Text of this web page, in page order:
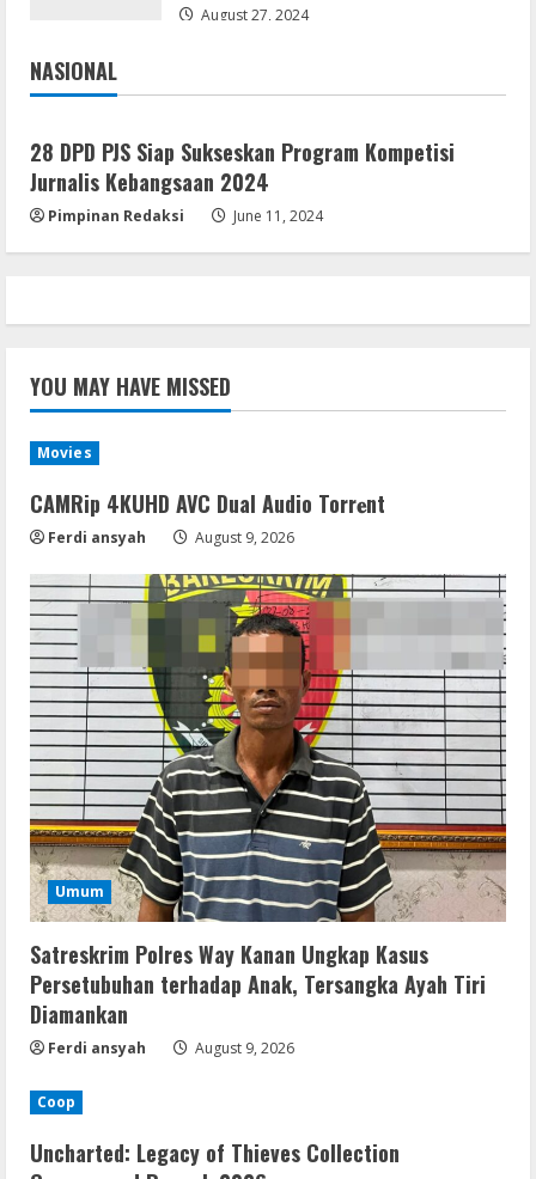
August 27, 2024
NASIONAL
Jakarta
28 DPD PJS Siap Sukseskan Program Kompetisi
Jurnalis Kebangsaan 2024
Pimpinan Redaksi June 11, 2024
YOU MAY HAVE MISSED
Movies
CAMRip 4KUHD AVC Dual Audio Torr𝐞nt
Ferdi ansyah August 9, 2026
Umum
Satreskrim Polres Way Kanan Ungkap Kasus
Persetubuhan terhadap Anak, Tersangka Ayah Tiri
Diamankan
Ferdi ansyah August 9, 2026
Coop
Uncharted: Legacy of Thieves Collection